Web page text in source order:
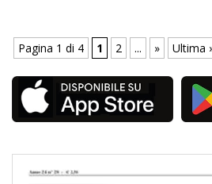
Pagina 1 di 4 1 2 ... » Ultima